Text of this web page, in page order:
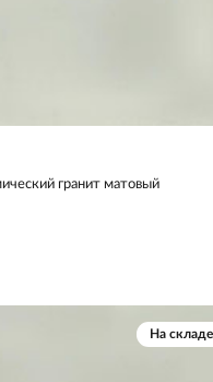
гранит матовый
На складе